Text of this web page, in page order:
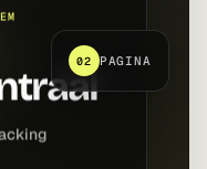
02 PAGINA